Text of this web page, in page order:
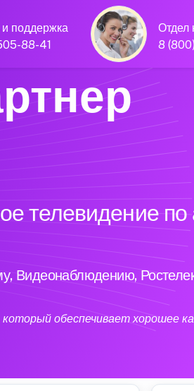
поддержка
88-41
Отдел
8
телевидение по
Видеонаблюдению,
обеспечивает хорошее